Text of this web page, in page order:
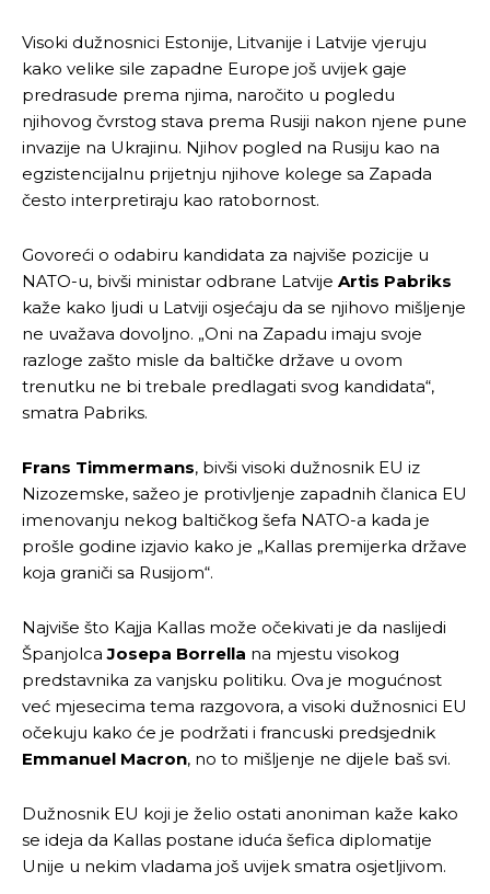
Pusti priču da živi!
Ovim putem želimo da vam se zahvalimo što ste
odlučili da pustite Vašu priču da živi, Redakcija
Objavi.ba
[wpuf_form id=”7463”]
Pusti priču da živi!
Ovim putem želimo da vam se zahvalimo što ste
odlučili da pustite Vašu priču da živi, Redakcija
Objavi.ba
[wpuf_form id=”7463”]
Visoki dužnosnici Estonije, Litvanije i Latvije vjeruju
kako velike sile zapadne Europe još uvijek gaje
predrasude prema njima, naročito u pogledu
njihovog čvrstog stava prema Rusiji nakon njene pune
invazije na Ukrajinu. Njihov pogled na Rusiju kao na
egzistencijalnu prijetnju njihove kolege sa Zapada
često interpretiraju kao ratobornost.
Govoreći o odabiru kandidata za najviše pozicije u
NATO-u, bivši ministar odbrane Latvije Artis Pabriks
kaže kako ljudi u Latviji osjećaju da se njihovo mišljenje
ne uvažava dovoljno. „Oni na Zapadu imaju svoje
razloge zašto misle da baltičke države u ovom
trenutku ne bi trebale predlagati svog kandidata“,
smatra Pabriks.
Frans Timmermans, bivši visoki dužnosnik EU iz
Nizozemske, sažeo je protivljenje zapadnih članica EU
imenovanju nekog baltičkog šefa NATO-a kada je
prošle godine izjavio kako je „Kallas premijerka države
koja graniči sa Rusijom“.
Najviše što Kajja Kallas može očekivati je da naslijedi
ŠpanjolcaJosepa Borrella na mjestu visokog
predstavnika za vanjsku politiku. Ova je mogućnost
već mjesecima tema razgovora, a visoki dužnosnici EU
očekuju kako će je podržati i francuski predsjednik
Emmanuel Macron, no to mišljenje ne dijele baš svi.
Dužnosnik EU koji je želio ostati anoniman kaže kako
se ideja da Kallas postane iduća šefica diplomatije
Unije u nekim vladama još uvijek smatra osjetljivom.